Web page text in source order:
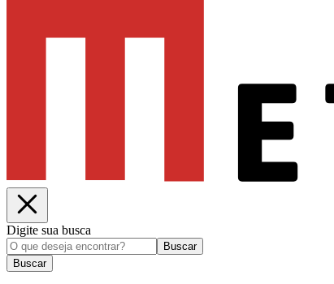
Digite sua busca
Buscar
Buscar